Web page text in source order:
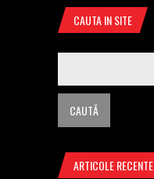
CAUTA IN SITE
ARTICOLE RECENTE